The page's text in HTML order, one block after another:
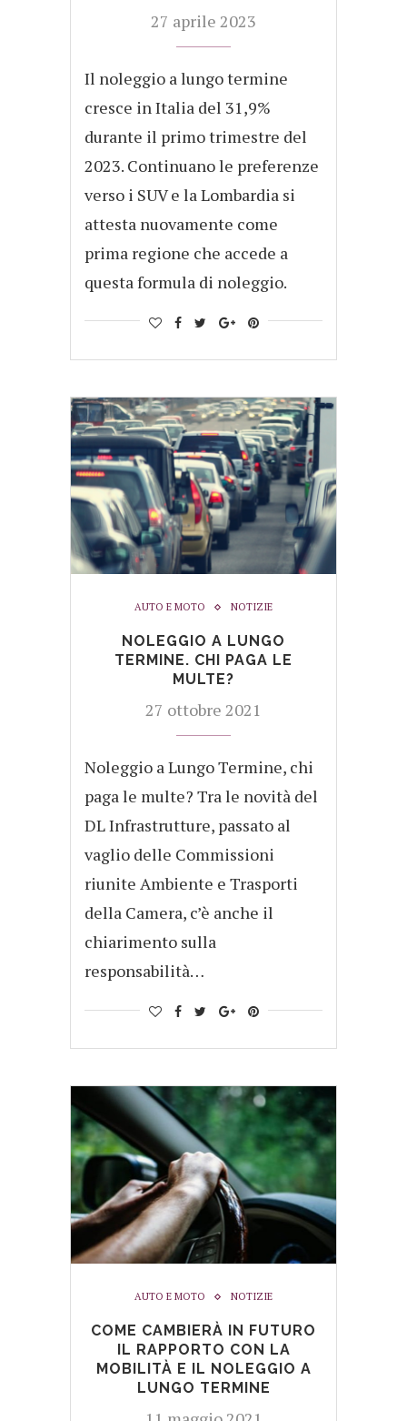
27 aprile 2023
Il noleggio a lungo termine
cresce in Italia del 31,9%
durante il primo trimestre del
2023. Continuano le preferenze
verso i SUV e la Lombardia si
attesta nuovamente come
prima regione che accede a
questa formula di noleggio.
AUTO E MOTO NOTIZIE
NOLEGGIO A LUNGO
TERMINE. CHI PAGA LE
MULTE?
27 ottobre 2021
Noleggio a Lungo Termine, chi
paga le multe? Tra le novità del
DL Infrastrutture, passato al
vaglio delle Commissioni
riunite Ambiente e Trasporti
della Camera, c’è anche il
chiarimento sulla
responsabilità…
AUTO E MOTO NOTIZIE
COME CAMBIERÀ IN FUTURO
IL RAPPORTO CON LA
MOBILITÀ E IL NOLEGGIO A
LUNGO TERMINE